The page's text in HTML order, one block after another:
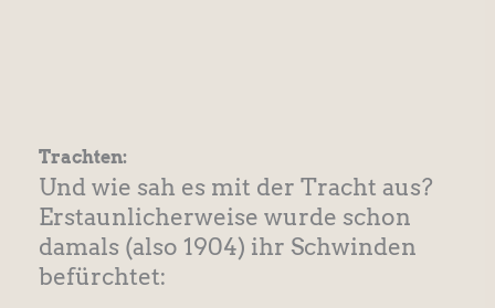
Trachten:
Und wie sah es mit der Tracht aus?
Erstaunlicherweise wurde schon
damals (also 1904) ihr Schwinden
befürchtet: